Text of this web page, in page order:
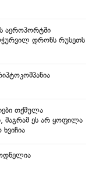
აეროპორტში
დრონს რუსეთს
თქმულა
მაგრამ ეს არ ყოფილა